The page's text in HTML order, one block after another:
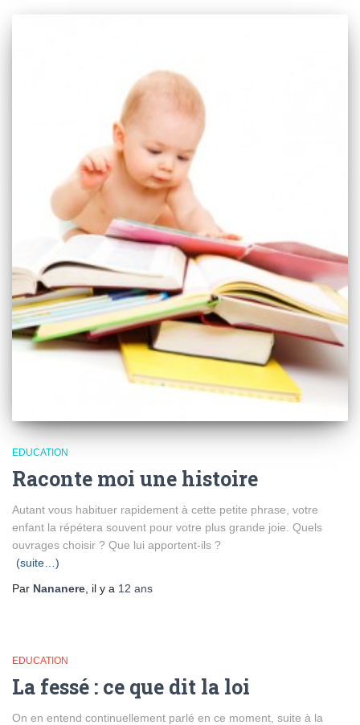
EDUCATION
Raconte moi une histoire
Autant vous habituer rapidement à cette petite phrase, votre
enfant la répétera souvent pour votre plus grande joie. Quels
ouvrages choisir ? Que lui apportent-ils ?
(suite…)
Par Nananere , il y a 12 ans
EDUCATION
La fessé : ce que dit la loi
On en entend continuellement parlé en ce moment, suite à la